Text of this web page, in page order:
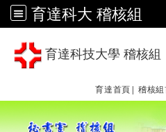
育達科大 稽核組
育達科技大學 稽核組
育達首頁| 稽核